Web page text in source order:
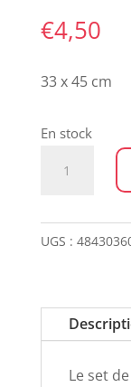
€4,50
33 x 45 cm
En stock
de
NATUREL/
UGS :
Le set